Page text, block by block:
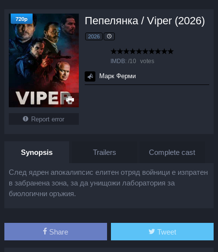
720p
Report error
Пепелянка / Viper (2026)
2026
IMDB: /10 votes
Марк Ферми
Synopsis Trailers Complete cast
След ядрен апокалипсис елитен отряд войници е изпратен
в забранена зона, за да унищожи лаборатория за
биологични оръжия.
Share Tweet